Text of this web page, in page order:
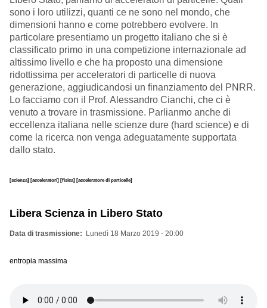
sono i loro utilizzi, quanti ce ne sono nel mondo, che
dimensioni hanno e come potrebbero evolvere. In
particolare presentiamo un progetto italiano che si è
classificato primo in una competizione internazionale ad
altissimo livello e che ha proposto una dimensione
ridottissima per acceleratori di particelle di nuova
generazione, aggiudicandosi un finanziamento del PNRR.
Lo facciamo con il Prof. Alessandro Cianchi, che ci è
venuto a trovare in trasmissione. Parlianmo anche di
eccellenza italiana nelle scienze dure (hard science) e di
come la ricerca non venga adeguatamente supportata
dallo stato.
[scienza] [acceleratori] [fisica] [acceleratore di particelle]
Libera Scienza in Libero Stato
Data di trasmissione Lunedì 18 Marzo 2019 - 20:00
entropia massima